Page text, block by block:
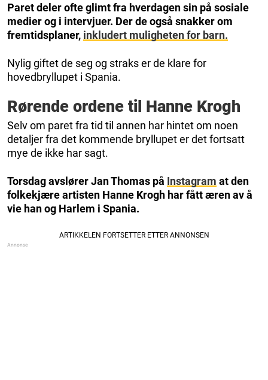
Paret deler ofte glimt fra hverdagen sin på sosiale
medier og i intervjuer. Der de også snakker om
fremtidsplaner, inkludert muligheten for barn.
Nylig giftet de seg og straks er de klare for
hovedbryllupet i Spania.
Rørende ordene til Hanne Krogh
Selv om paret fra tid til annen har hintet om noen
detaljer fra det kommende bryllupet er det fortsatt
mye de ikke har sagt.
Torsdag avslører Jan Thomas på Instagram at den
folkekjære artisten Hanne Krogh har fått æren av å
vie han og Harlem i Spania.